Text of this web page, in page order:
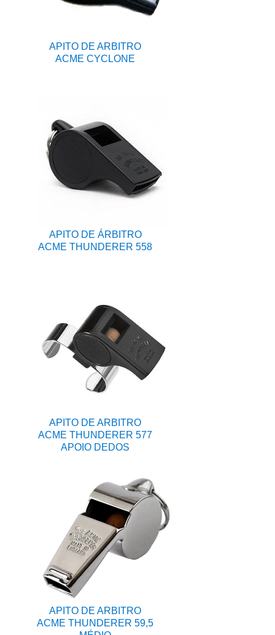
APITO DE ARBITRO
ACME CYCLONE
APITO DE ÁRBITRO
ACME THUNDERER 558
APITO DE ARBITRO
ACME THUNDERER 577
APOIO DEDOS
APITO DE ARBITRO
ACME THUNDERER 59,5